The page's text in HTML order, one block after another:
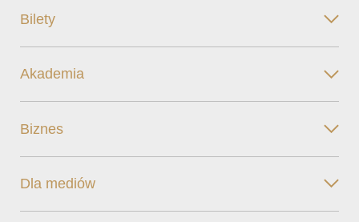
Bilety
Akademia
Biznes
Dla mediów